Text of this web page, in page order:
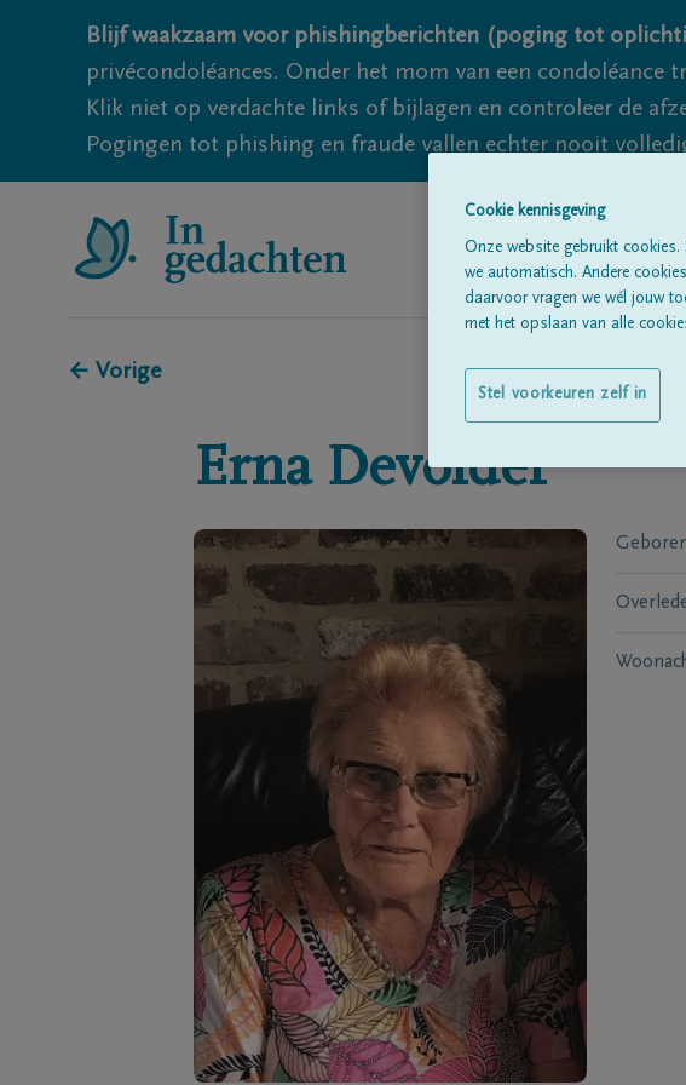
Blijf waakzaam voor phishingberichten (poging tot
privécondoléances. Onder het mom van een condoléance
Klik niet op verdachte links of bijlagen en controleer de
Pogingen tot phishing en fraude vallen echter nooit
← Vorige
Erna Devolder
Cookie kennisgeving
Onze website gebruikt
we automatisch. Andere
daarvoor vragen we wél jouw
met het opslaan van alle
Stel voorkeuren zelf in